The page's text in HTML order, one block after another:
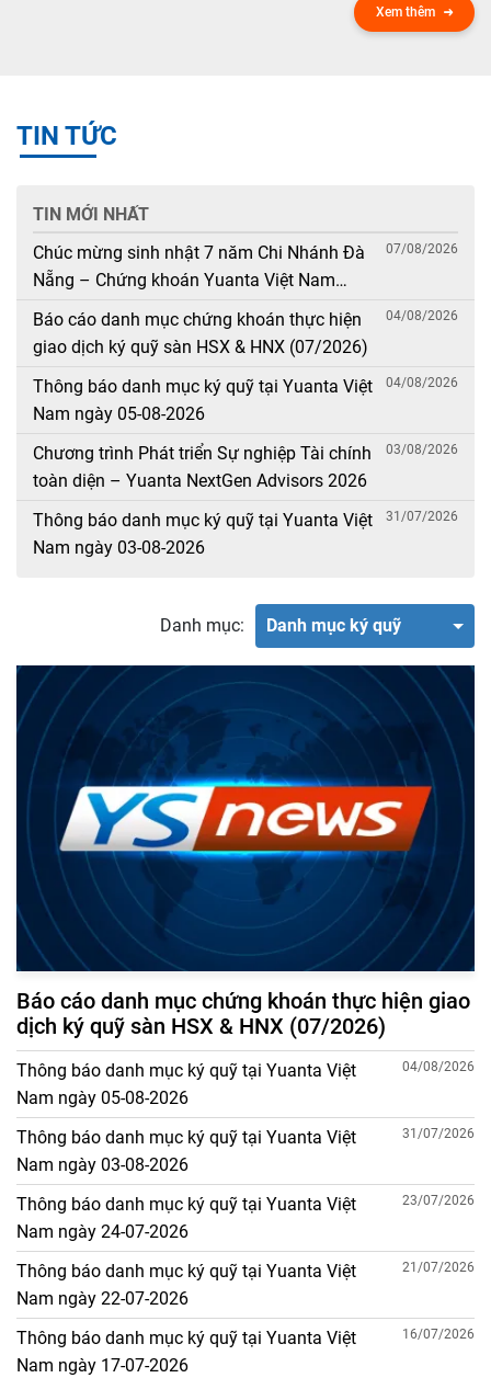
Xem thêm
TIN TỨC
TIN MỚI NHẤT
Chúc mừng sinh nhật 7 năm Chi Nhánh Đà
Nẵng – Chứng khoán Yuanta Việt Nam
(08/08/2019 – 08/08/2026)
07/08/2026
Báo cáo danh mục chứng khoán thực hiện
giao dịch ký quỹ sàn HSX & HNX (07/2026)
04/08/2026
Thông báo danh mục ký quỹ tại Yuanta Việt
Nam ngày 05-08-2026
04/08/2026
Chương trình Phát triển Sự nghiệp Tài chính
toàn diện – Yuanta NextGen Advisors 2026
03/08/2026
Thông báo danh mục ký quỹ tại Yuanta Việt
Nam ngày 03-08-2026
31/07/2026
Danh mục: Danh mục ký quỹ
Báo cáo danh mục chứng khoán thực hiện giao
dịch ký quỹ sàn HSX & HNX (07/2026)
Thông báo danh mục ký quỹ tại Yuanta Việt
Nam ngày 05-08-2026
04/08/2026
Thông báo danh mục ký quỹ tại Yuanta Việt
Nam ngày 03-08-2026
31/07/2026
Thông báo danh mục ký quỹ tại Yuanta Việt
Nam ngày 24-07-2026
23/07/2026
Thông báo danh mục ký quỹ tại Yuanta Việt
Nam ngày 22-07-2026
21/07/2026
Thông báo danh mục ký quỹ tại Yuanta Việt
Nam ngày 17-07-2026
16/07/2026